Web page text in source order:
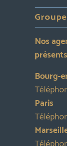
Nos
Bourg-
Paris